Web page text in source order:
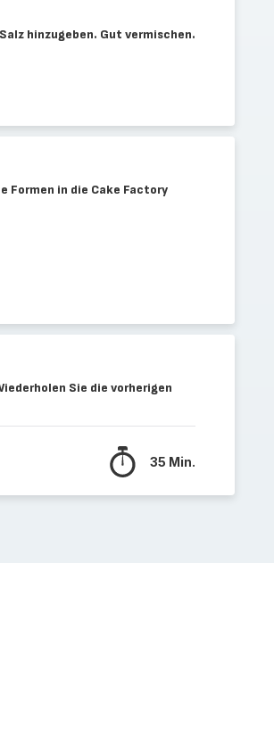
hinzugeben. Gut vermischen.
Formen in die Cake Factory
Sie die vorherigen
35 Min.